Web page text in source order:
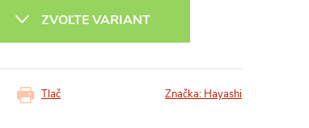
ZVOĽTE VARIANT
Tlač Značka: Hayashi